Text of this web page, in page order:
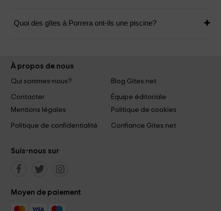
Quoi des gîtes à Porrera ont-ils une piscine?
À propos de nous
Qui sommes-nous?
Blog Gites.net
Contacter
Équipe éditoriale
Mentions légales
Politique de cookies
Politique de confidentialité Confiance Gites.net
Suis-nous sur
Moyen de paiement